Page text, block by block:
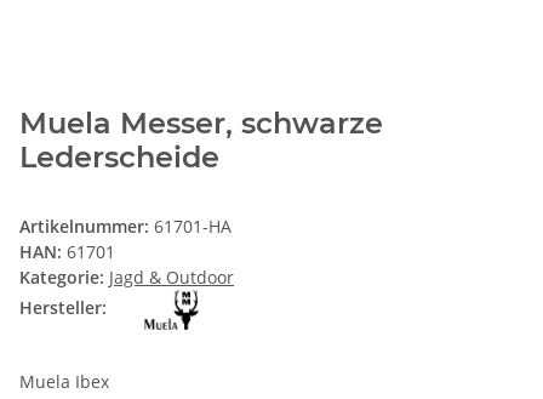
Muela Messer, schwarze
Lederscheide
Artikelnummer: 61701-HA
HAN: 61701
Kategorie: Jagd & Outdoor
Hersteller:
Muela Ibex